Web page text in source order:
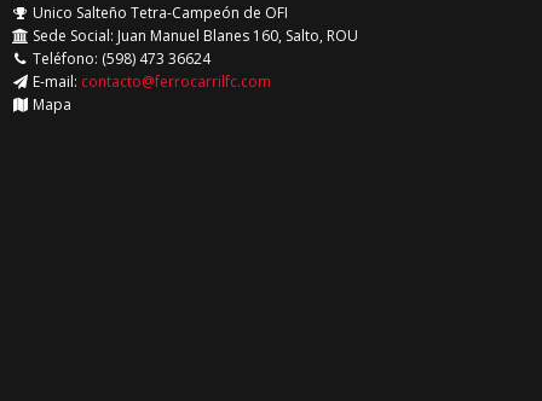
Unico Salteño Tetra-Campeón de OFI
Sede Social: Juan Manuel Blanes 160, Salto, ROU
Teléfono: (598) 473 36624
E-mail: contacto@ferrocarrilfc.com
Mapa